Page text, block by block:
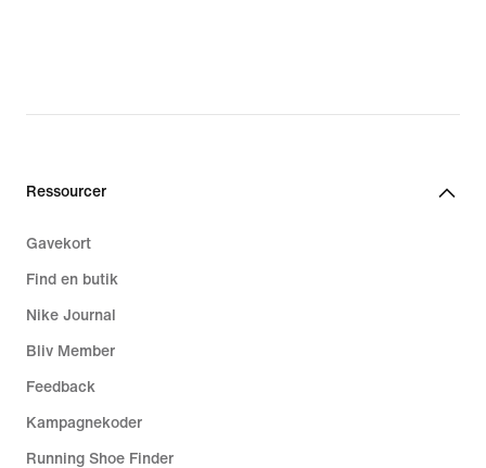
Ressourcer
Gavekort
Find en butik
Nike Journal
Bliv Member
Feedback
Kampagnekoder
Running Shoe Finder